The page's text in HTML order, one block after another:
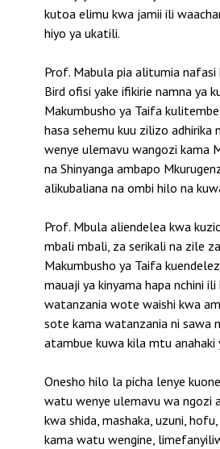
kutoa elimu kwa jamii ili
hiyo ya ukatili.
Prof. Mabula pia alitumia nafasi
Bird ofisi yake ifikirie namna ya
Makumbusho ya Taifa
hasa sehemu kuu zilizo adhirika
wenye ulemavu wangozi kama
na Shinyanga ambapo
alikubaliana na ombi hilo na
Prof. Mbula aliendelea kwa
mbali mbali, za serikali na zile
Makumbusho ya Taifa
mauaji ya kinyama hapa nchini
watanzania wote waishi kwa
sote kama watanzania ni sawa
atambue kuwa kila mtu anahaki
Onesho hilo la picha lenye
watu wenye ulemavu wa ngozi
kwa shida, mashaka, uzuni,
kama watu wengine,